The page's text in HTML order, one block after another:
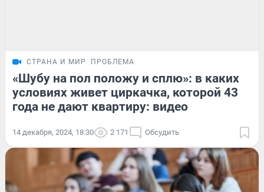
СТРАНА И МИР ПРОБЛЕМА
«Шубу на пол положу и сплю»: в каких
условиях живет циркачка, которой 43
года не дают квартиру: видео
14 декабря, 2024, 18:30 2 171 Обсудить